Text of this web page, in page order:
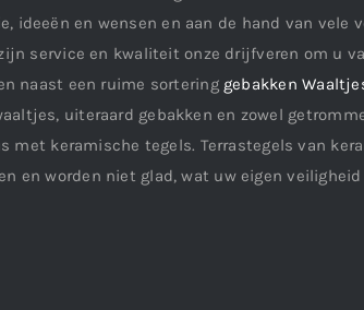
ideeën en wensen en aan de hand van vele
service en kwaliteit onze drijfveren om u
naast een ruime sortering gebakken
uiteraard gebakken en zowel
met keramische tegels. Terrastegels van
en worden niet glad, wat uw eigen